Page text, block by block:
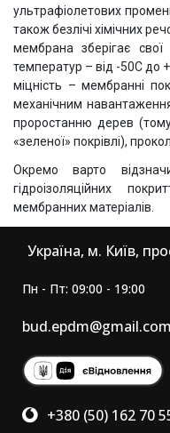
ультрафіолетових
також безлічі хімічних
мембрана зберігає свої
температур – від -50С до
міцність – мембранні
механічним
проростанню дерев
«зеленої» покрівлі),
Окремо варто
гідроізоляційних
мембранних матеріалів.
+380 (50) 162 70
Пн - Пт: 09:00 - 19:00
Україна, м. Київ,
bud.epdm@gmail.com